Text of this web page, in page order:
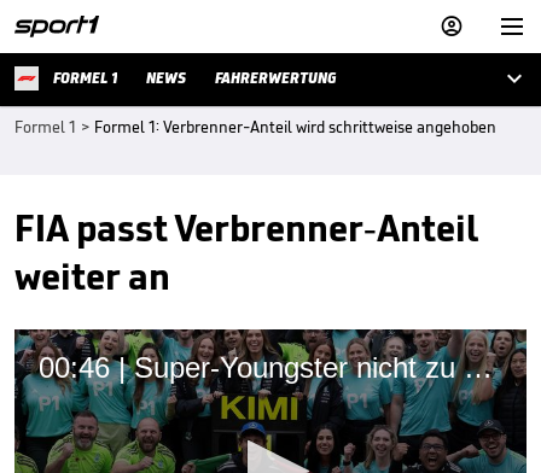


FORMEL 1 NEWS FAHRERWERTUNG 
Formel 1 > Formel 1: Verbrenner-Anteil wird schrittweise angehoben
FIA passt Verbrenner-Anteil
weiter an
00:46 | Super-Youngster nicht zu stoppen